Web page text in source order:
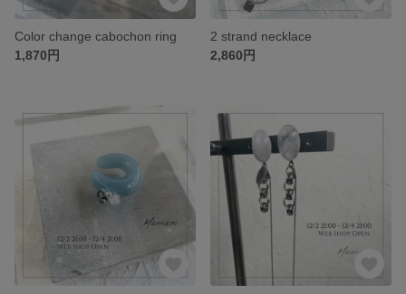
Color change cabochon ring
1,870円
2 strand necklace
2,860円